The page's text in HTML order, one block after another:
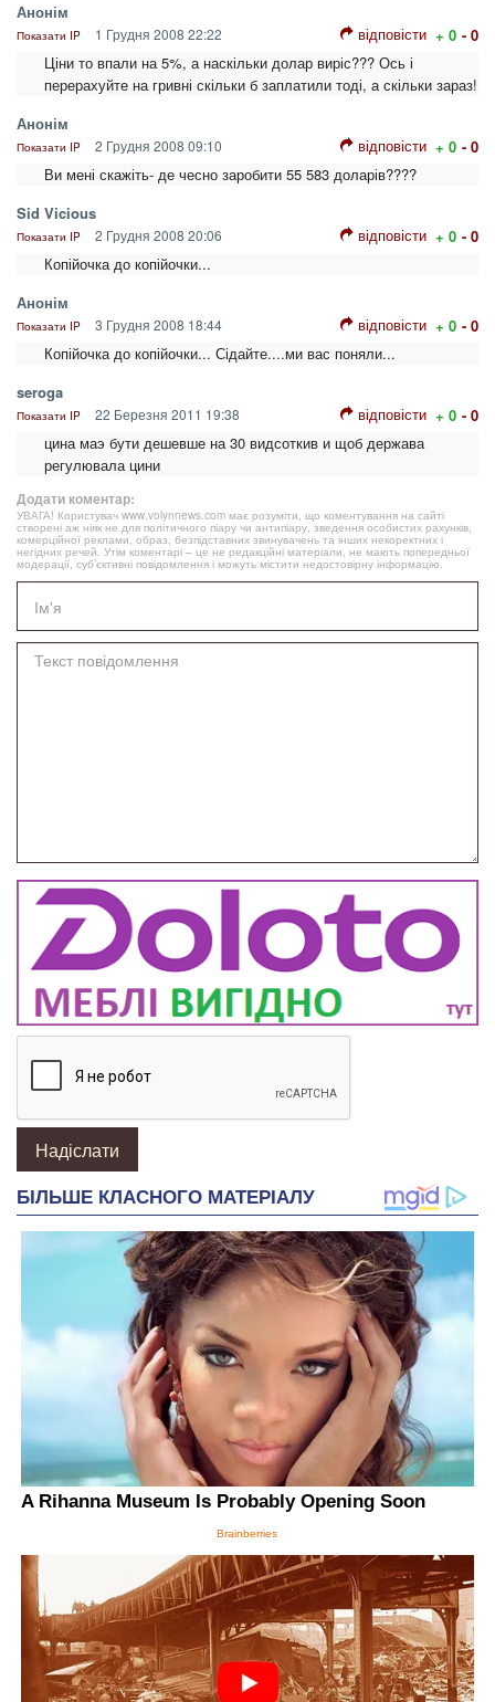
Анонім
Показати IP 1 Грудня 2008 22:22 відповісти + 0 - 0
Ціни то впали на 5%, а наскільки долар виріс??? Ось і
перерахуйте на гривні скільки б заплатили тоді, а скільки зараз!
Анонім
Показати IP 2 Грудня 2008 09:10 відповісти + 0 - 0
Ви мені скажіть- де чесно заробити 55 583 доларів????
Sid Vicious
Показати IP 2 Грудня 2008 20:06 відповісти + 0 - 0
Копійочка до копійочки...
Анонім
Показати IP 3 Грудня 2008 18:44 відповісти + 0 - 0
Копійочка до копійочки... Сідайте....ми вас поняли...
seroga
Показати IP 22 Березня 2011 19:38 відповісти + 0 - 0
цина маэ бути дешевше на 30 видсоткив и щоб держава
регулювала цини
Додати коментар:
УВАГА! Користувач www.volynnews.com має розуміти, що коментування на сайті
створені аж ніяк не для політичного піару чи антипіару, зведення особистих рахунків,
комерційної реклами, образ, безпідставних звинувачень та інших некоректних і
негідних речей. Утім коментарі – це не редакційні матеріали, не мають попередньої
модерації, суб’єктивні повідомлення і можуть містити недостовірну інформацію.